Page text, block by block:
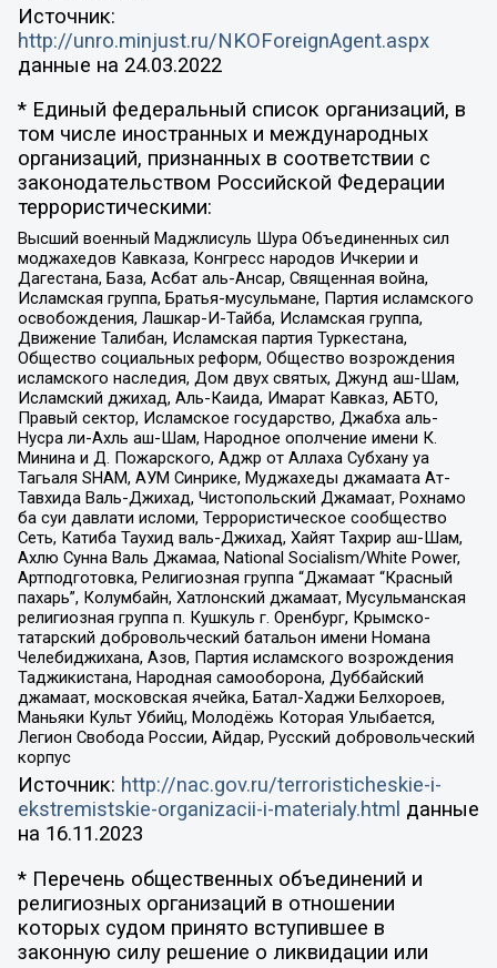
Источник:
http://unro.minjust.ru/NKOForeignAgent.aspx
данные на 24.03.2022
* Единый федеральный список организаций, в
том числе иностранных и международных
организаций, признанных в соответствии с
законодательством Российской Федерации
террористическими:
Высший военный Маджлисуль Шура Объединенных сил
моджахедов Кавказа, Конгресс народов Ичкерии и
Дагестана, База, Асбат аль-Ансар, Священная война,
Исламская группа, Братья-мусульмане, Партия исламского
освобождения, Лашкар-И-Тайба, Исламская группа,
Движение Талибан, Исламская партия Туркестана,
Общество социальных реформ, Общество возрождения
исламского наследия, Дом двух святых, Джунд аш-Шам,
Исламский джихад, Аль-Каида, Имарат Кавказ, АБТО,
Правый сектор, Исламское государство, Джабха аль-
Нусра ли-Ахль аш-Шам, Народное ополчение имени К.
Минина и Д. Пожарского, Аджр от Аллаха Субхану уа
Тагьаля SHAM, АУМ Синрике, Муджахеды джамаата Ат-
Тавхида Валь-Джихад, Чистопольский Джамаат, Рохнамо
ба суи давлати исломи, Террористическое сообщество
Сеть, Катиба Таухид валь-Джихад, Хайят Тахрир аш-Шам,
Ахлю Сунна Валь Джамаа, National Socialism/White Power,
Артподготовка, Религиозная группа “Джамаат “Красный
пахарь”, Колумбайн, Хатлонский джамаат, Мусульманская
религиозная группа п. Кушкуль г. Оренбург, Крымско-
татарский добровольческий батальон имени Номана
Челебиджихана, Азов, Партия исламского возрождения
Таджикистана, Народная самооборона, Дуббайский
джамаат, московская ячейка, Батал-Хаджи Белхороев,
Маньяки Культ Убийц, Молодёжь Которая Улыбается,
Легион Свобода России, Айдар, Русский добровольческий
корпус
Источник: http://nac.gov.ru/terroristicheskie-i-
ekstremistskie-organizacii-i-materialy.html данные
на 16.11.2023
* Перечень общественных объединений и
религиозных организаций в отношении
которых судом принято вступившее в
законную силу решение о ликвидации или